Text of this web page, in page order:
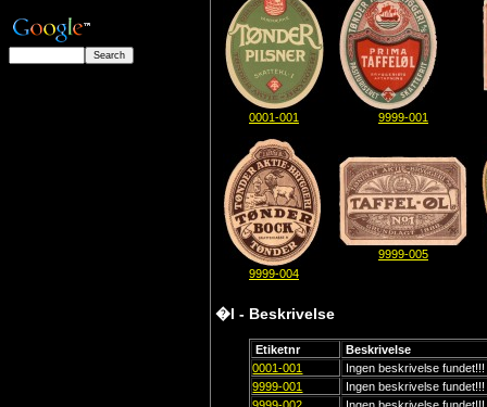
0001-001 9999-001
9999-004
9999-005
�l - Beskrivelse
Etiketnr
Beskrivelse
0001-001
Ingen beskrivelse fundet!!!
9999-001
Ingen beskrivelse fundet!!!